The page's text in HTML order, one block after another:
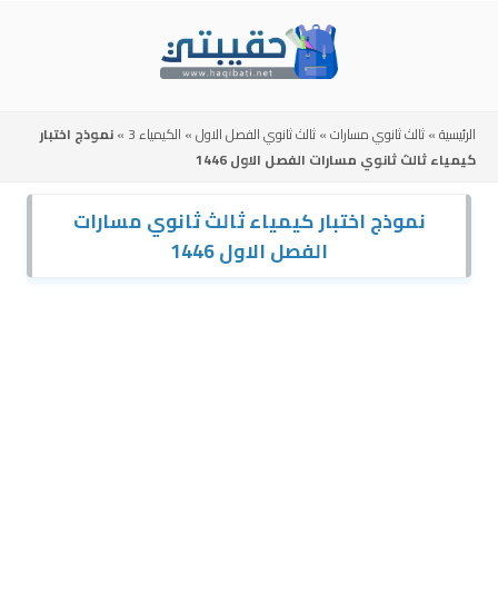
الرئيسية»ثالث ثانوي مسارات»ثالث ثانوي الفصل الاول» الكيمياء 3 »نموذج اختبار
كيمياء ثالث ثانوي مسارات الفصل الاول 1446
نموذج اختبار كيمياء ثالث ثانوي مسارات
الفصل الاول 1446